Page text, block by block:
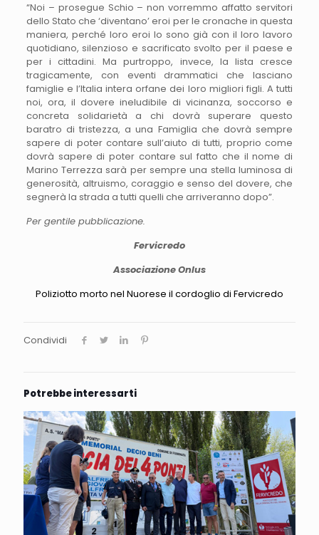
“Noi – prosegue Schio – non vorremmo affatto servitori
dello Stato che ‘diventano’ eroi per le cronache in questa
maniera, perché loro eroi lo sono già con il loro lavoro
quotidiano, silenzioso e sacrificato svolto per il paese e
per i cittadini. Ma purtroppo, invece, la lista cresce
tragicamente, con eventi drammatici che lasciano
famiglie e l’Italia intera orfane dei loro migliori figli. A tutti
noi, ora, il dovere ineludibile di vicinanza, soccorso e
concreta solidarietà a chi dovrà superare questo
baratro di tristezza, a una Famiglia che dovrà sempre
sapere di poter contare sull’aiuto di tutti, proprio come
dovrà sapere di poter contare sul fatto che il nome di
Marino Terrezza sarà per sempre una stella luminosa di
generosità, altruismo, coraggio e senso del dovere, che
segnerà la strada a tutti quelli che arriveranno dopo”.
Per gentile pubblicazione.
Fervicredo
Associazione Onlus
Poliziotto morto nel Nuorese il cordoglio di Fervicredo
Condividi
Potrebbe interessarti